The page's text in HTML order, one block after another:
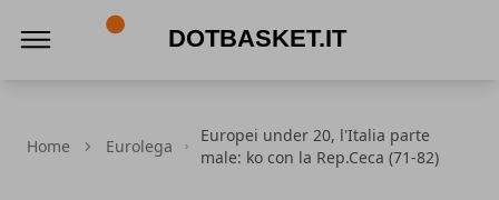
Home Eurolega
Europei under 20, l'Italia parte
male: ko con la Rep.Ceca (71-82)